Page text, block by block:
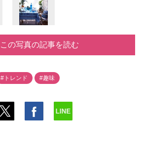
この写真の記事を読む
#トレンド #趣味